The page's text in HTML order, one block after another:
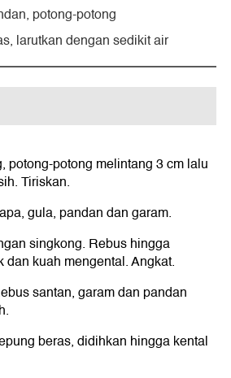
potong-potong
larutkan dengan sedikit air
potong-potong melintang 3 cm lalu
Tiriskan.
gula, pandan dan garam.
singkong. Rebus hingga
dan kuah mengental. Angkat.
santan, garam dan pandan
beras, didihkan hingga kental